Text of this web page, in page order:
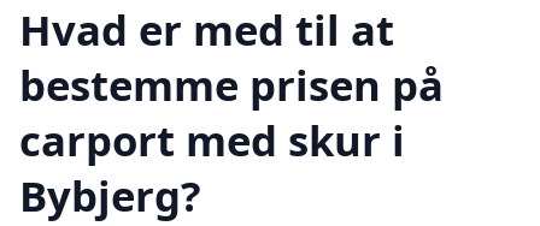
Hvad er med til at
bestemme prisen på
carport med skur i
Bybjerg?